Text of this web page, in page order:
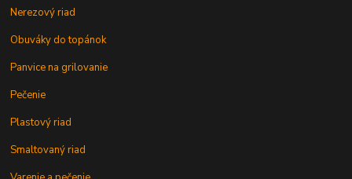
Nerezový riad
Obuváky do topánok
Panvice na grilovanie
Pečenie
Plastový riad
Smaltovaný riad